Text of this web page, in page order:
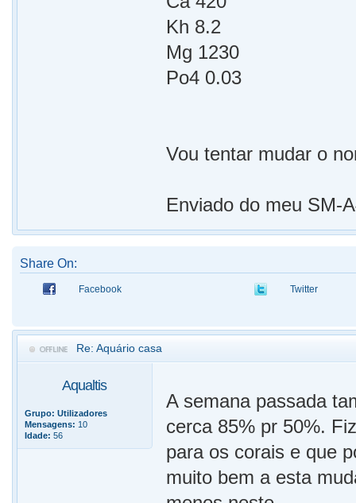
Kh 8.2
Mg 1230
Po4 0.03
Vou tentar mudar o
Enviado do meu SM-
Share On:
Facebook Twitter
Re: Aquário casa
Aqualtis
Grupo: Utilizadores
Mensagens: 10
Idade: 56
A semana passada
cerca 85% pr 50%.
para os corais e que
muito bem a esta